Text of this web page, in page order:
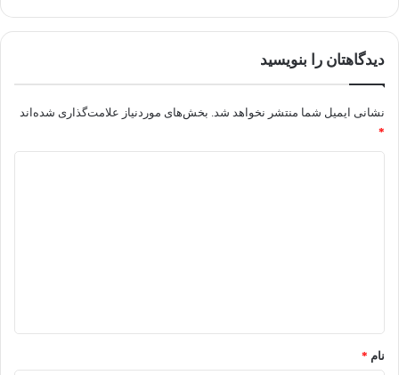
دیدگاهتان را بنویسید
نشانی ایمیل شما منتشر نخواهد شد. بخش‌های موردنیاز علامت‌گذاری شده‌اند
*
نام *